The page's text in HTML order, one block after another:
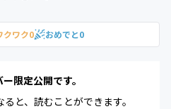
クワク0 おめでと0
限定公開です。
と、読むことができます。